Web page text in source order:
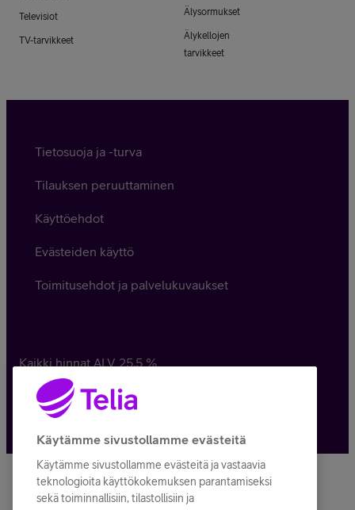
Televisiot
TV-tarvikkeet
Älysormukset
Älykellojen
tarvikkeet
Tietosuoja ja -turva
Tilauksen peruuttaminen
Käyttöehdot
Evästeiden käyttö
Toimitusehdot ja palvelukuvaukset
Kaikki hinnat ALV 25,5 %
© Telia Company2026
Käytämme sivustollamme evästeitä
Käytämme sivustollamme evästeitä ja vastaavia
teknologioita käyttökokemuksen parantamiseksi
sekä toiminnallisiin, tilastollisiin ja